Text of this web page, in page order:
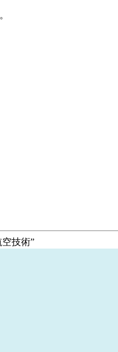
技術”